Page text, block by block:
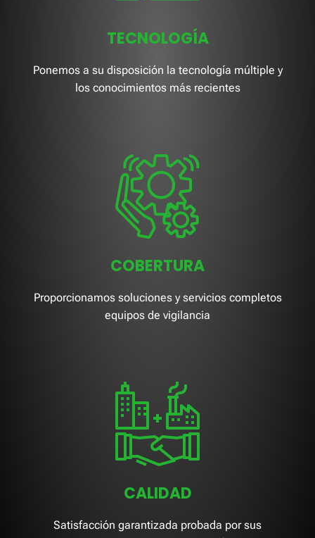
TECNOLOGÍA
Ponemos a su disposición la tecnología múltiple y
los conocimientos más recientes
COBERTURA
Proporcionamos soluciones y servicios completos
equipos de vigilancia
CALIDAD
Satisfacción garantizada probada por sus